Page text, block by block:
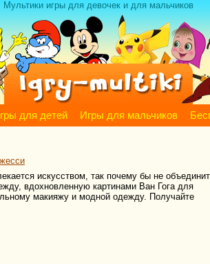
Мультики игры для девочек и для мальчиков
для детей Игры для мальчиков
искусством, так почему бы не
вдохновленную картинами Ван Гога для
макияжу и модной одежду. Получайте